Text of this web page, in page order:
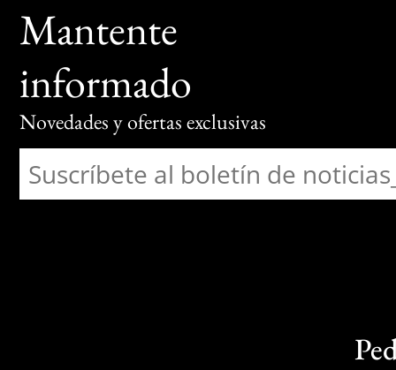
Mantente
informado
Novedades y ofertas exclusivas